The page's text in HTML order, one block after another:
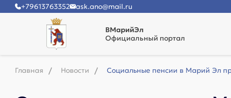
+79613763352 ask.ano@mail.ru
ВМарийЭл
Официальный портал
Главная Новости Социальные пенсии в Марий Эл